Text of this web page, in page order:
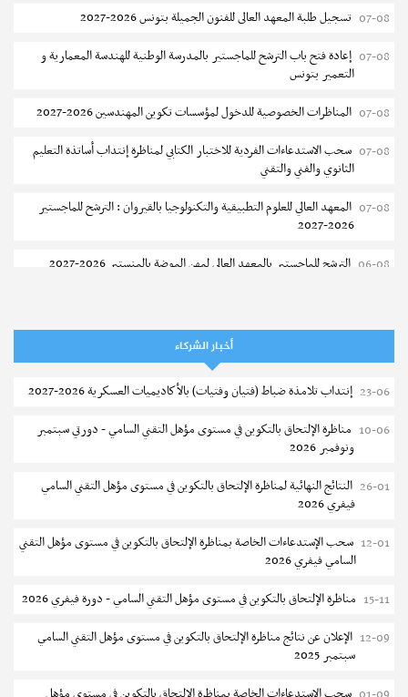
07-08 تسجيل طلبة المعهد العالى للفنون الجميلة بتونس 2026-2027
07-08 إعادة فتح باب الترشح للماجستير بالمدرسة الوطنية للهندسة المعمارية و
التعمير بتونس
07-08 المناظرات الخصوصية للدخول لمؤسسات تكوين المهندسين 2026-2027
07-08 سحب الاستدعاءات الفردية للاختبار الكتابي لمناظرة إنتداب أساتذة التعليم
الثانوي والفني والتقني
07-08 المعهد العالي للعلوم التطبيقية والتكنولوجيا بالقيروان : الترشح للماجستير
2026-2027
06-08 الترشح للماجستير بالمعهد العالي لمهن الموضة بالمنستير 2026-2027
تمديد آجال الترشح للماجستير بالمعهد العالي لعلوم و تقنيات المياه بقابس
2026-2027
05-08
بلاغ حول مواعيد الترسيم المدرسي عن بعد بعنوان السنة الدراسية 2026-
الإعلان عن نتائج الدورة الرئيسية للتوجيه الجامعي - باكالوريا 2026
05-08 فتح مناظرة لإنتداب عرفاء بسلك الحرس الوطني لسنة 2026
المعهد العالي للرياضة و التربية البدنية بقصر السعيد : ترسيم السنوات الثانية
كلية العلوم الإقتصادية والتصرف بسوسة : الترشح لماجستير مهني جديد
أخبار الشركاء
23-06 إنتداب تلامذة ضباط (فتيان وفتيات) بالأكاديميات العسكرية 2026-2027
10-06 مناظرة الإلتحاق بالتكوين في مستوى مؤهل التقني السامي - دورتي سبتمبر
ونوفمبر 2026
26-01 النتائج النهائية لمناظرة الإلتحاق بالتكوين في مستوى مؤهل التقني السامي
فيفري 2026
12-01 سحب الإستدعاءات الخاصة بمناظرة الإلتحاق بالتكوين في مستوى مؤهل التقني
السامي فيفري 2026
15-11 مناظرة الإلتحاق بالتكوين في مستوى مؤهل التقني السامي - دورة فيفري 2026
12-09 الإعلان عن نتائج مناظرة الإلتحاق بالتكوين في مستوى مؤهل التقني السامي
سبتمبر 2025